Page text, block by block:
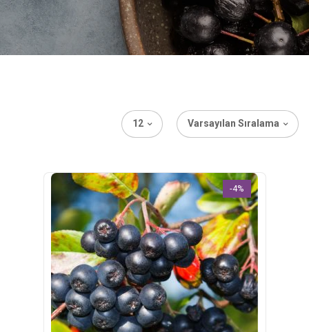
Varsayılan Sıralama
12
-4%